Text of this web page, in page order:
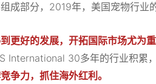
成部分，2019年，美国宠物行业
更好的发展，开拓国际市场尤为重
International 30多年的行业积累，
争力，抓住海外红利。